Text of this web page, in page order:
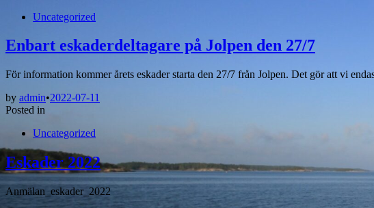
Uncategorized
Enbart eskaderdeltagare på Jolpen den 27/7
För information kommer årets eskader starta den 27/7 från Jolpen. Det gör att vi
by admin•2022-07-11
Posted in
Uncategorized
Eskader 2022
Anmälan_eskader_2022